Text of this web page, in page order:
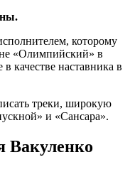
которому
«Олимпийский» в
качестве наставника в
треки, широкую
и «Сансара».
Вакуленко